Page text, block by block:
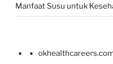
Manfaat Susu untuk